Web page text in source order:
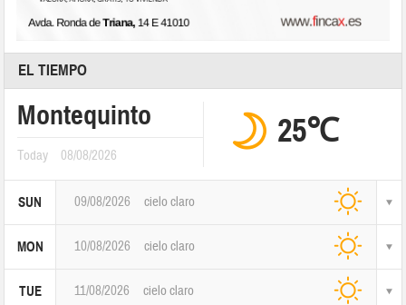
EL TIEMPO
Montequinto
Today 08/08/2026
25℃
SUN 09/08/2026 cielo claro
MON 10/08/2026 cielo claro
TUE 11/08/2026 cielo claro